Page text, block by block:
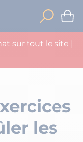
sur tout le site |
les